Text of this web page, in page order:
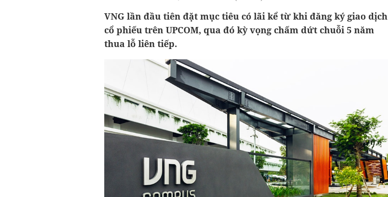
VNG lần đầu tiên đặt mục tiêu có lãi kể từ khi đăng ký giao dịch
cổ phiếu trên UPCOM, qua đó kỳ vọng chấm dứt chuỗi 5 năm
thua lỗ liên tiếp.